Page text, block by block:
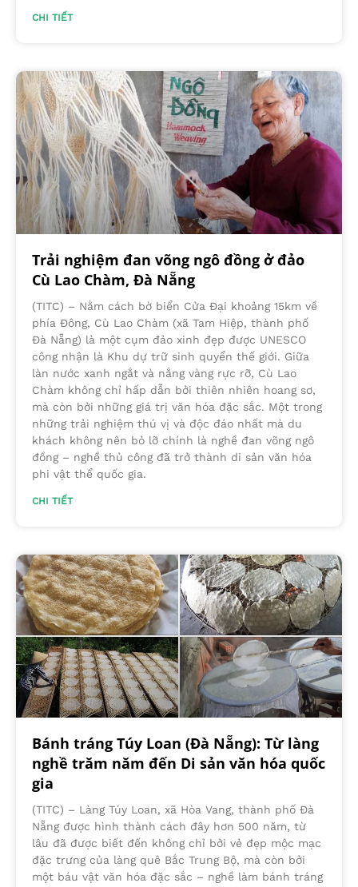
CHI TIẾT
Trải nghiệm đan võng ngô đồng ở đảo
Cù Lao Chàm, Đà Nẵng
(TITC) – Nằm cách bờ biển Cửa Đại khoảng 15km về
phía Đông, Cù Lao Chàm (xã Tam Hiệp, thành phố
Đà Nẵng) là một cụm đảo xinh đẹp được UNESCO
công nhận là Khu dự trữ sinh quyển thế giới. Giữa
làn nước xanh ngắt và nắng vàng rực rỡ, Cù Lao
Chàm không chỉ hấp dẫn bởi thiên nhiên hoang sơ,
mà còn bởi những giá trị văn hóa đặc sắc. Một trong
những trải nghiệm thú vị và độc đáo nhất mà du
khách không nên bỏ lỡ chính là nghề đan võng ngô
đồng – nghề thủ công đã trở thành di sản văn hóa
phi vật thể quốc gia.
CHI TIẾT
Bánh tráng Túy Loan (Đà Nẵng): Từ làng
nghề trăm năm đến Di sản văn hóa quốc
gia
(TITC) – Làng Túy Loan, xã Hòa Vang, thành phố Đà
Nẵng được hình thành cách đây hơn 500 năm, từ
lâu đã được biết đến không chỉ bởi vẻ đẹp mộc mạc
đặc trưng của làng quê Bắc Trung Bộ, mà còn bởi
một báu vật văn hóa đặc sắc – nghề làm bánh tráng